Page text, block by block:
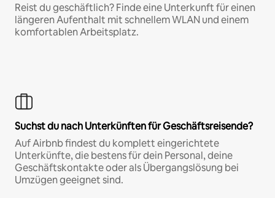
Reist du geschäftlich? Finde eine Unterkunft für einen
längeren Aufenthalt mit schnellem WLAN und einem
komfortablen Arbeitsplatz.
Suchst du nach Unterkünften für Geschäftsreisende?
Auf Airbnb findest du komplett eingerichtete
Unterkünfte, die bestens für dein Personal, deine
Geschäftskontakte oder als Übergangslösung bei
Umzügen geeignet sind.